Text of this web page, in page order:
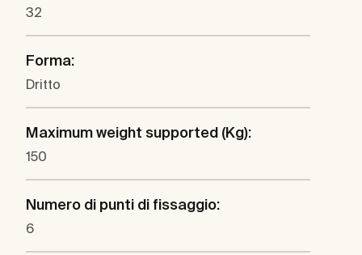
32
Forma:
Dritto
Maximum weight supported (Kg):
150
Numero di punti di fissaggio:
6